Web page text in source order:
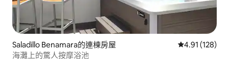
Saladillo Benamara的連棟房屋 從 128 則評價
4.91 (128)
海灘上的驚人按摩浴池